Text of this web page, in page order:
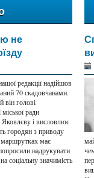
не
редакції надійшов
70 скадовчанами.
він голові
ради
і висловлює
городян з приводу
маршрутках має
надрукувати
соціальну значимість